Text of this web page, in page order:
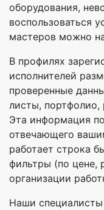
оборудования,
воспользоваться
мастеров можно
В профилях
исполнителей
проверенные
листы, портфолио,
Эта информация
отвечающего
работает строка
фильтры (по цене,
организации
Наши